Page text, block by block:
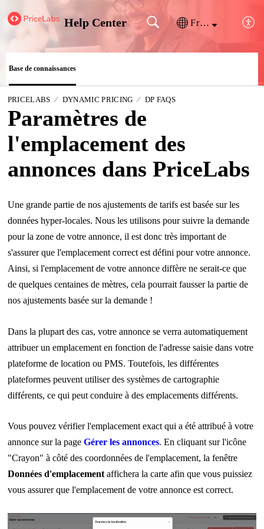
Help Center Français (France)
Base de connaissances
PRICELABS DYNAMIC PRICING DP FAQS
Paramètres de
l'emplacement des
annonces dans PriceLabs
Une grande partie de nos ajustements de tarifs est basée sur les
données hyper-locales. Nous les utilisons pour suivre la demande
pour la zone de votre annonce, il est donc très important de
s'assurer que l'emplacement correct est défini pour votre annonce.
Ainsi, si l'emplacement de votre annonce diffère ne serait-ce que
de quelques centaines de mètres, cela pourrait fausser la partie de
nos ajustements basée sur la demande !
Dans la plupart des cas, votre annonce se verra automatiquement
attribuer un emplacement en fonction de l'adresse saisie dans votre
plateforme de location ou PMS. Toutefois, les différentes
plateformes peuvent utiliser des systèmes de cartographie
différents, ce qui peut conduire à des emplacements différents.
Vous pouvez vérifier l'emplacement exact qui a été attribué à votre
annonce sur la page Gérer les annonces. En cliquant sur l'icône
"Crayon" à côté des coordonnées de l'emplacement, la fenêtre
Données d'emplacementaffichera la carte afin que vous puissiez
vous assurer que l'emplacement de votre annonce est correct.